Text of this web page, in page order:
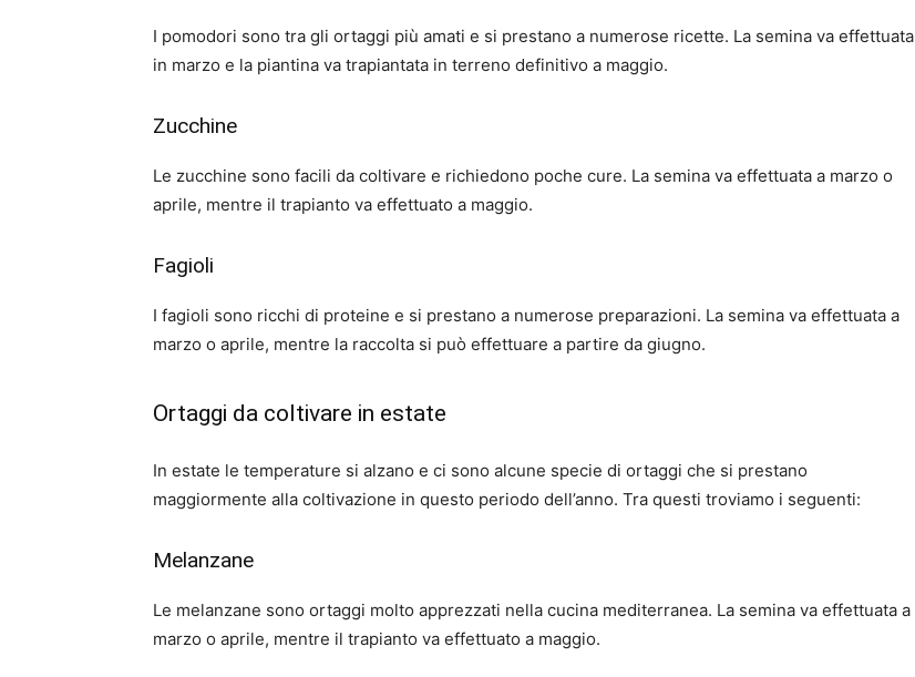
I pomodori sono tra gli ortaggi più amati e si prestano a numerose ricette. La semina va effettuata
in marzo e la piantina va trapiantata in terreno definitivo a maggio.
Zucchine
Le zucchine sono facili da coltivare e richiedono poche cure. La semina va effettuata a marzo o
aprile, mentre il trapianto va effettuato a maggio.
Fagioli
I fagioli sono ricchi di proteine e si prestano a numerose preparazioni. La semina va effettuata a
marzo o aprile, mentre la raccolta si può effettuare a partire da giugno.
Ortaggi da coltivare in estate
In estate le temperature si alzano e ci sono alcune specie di ortaggi che si prestano
maggiormente alla coltivazione in questo periodo dell’anno. Tra questi troviamo i seguenti:
Melanzane
Le melanzane sono ortaggi molto apprezzati nella cucina mediterranea. La semina va effettuata a
marzo o aprile, mentre il trapianto va effettuato a maggio.